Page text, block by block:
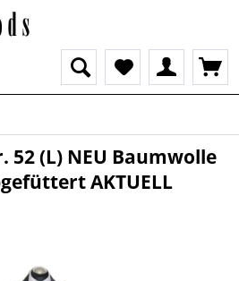
52 (L) NEU Baumwolle
AKTUELL